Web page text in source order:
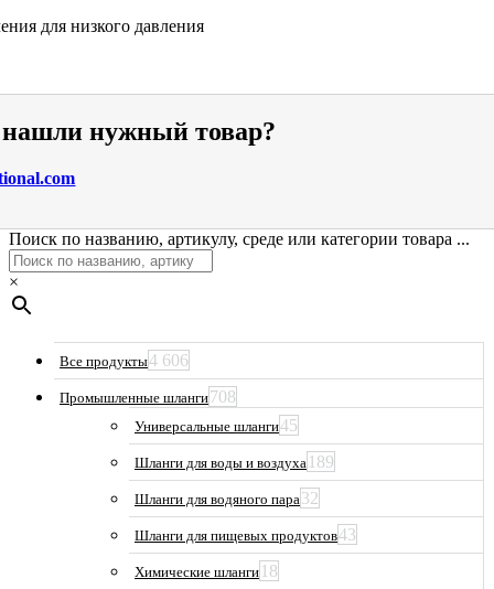
для низкого давления
нужный товар?
Поиск по названию, артикулу, среде или категории товара ...
×
Все продукты4 606
Промышленные шланги708
Универсальные шланги45
Шланги для воды и воздуха 189
Шланги для водяного пара32
Шланги для пищевых продуктов43
Химические шланги 18